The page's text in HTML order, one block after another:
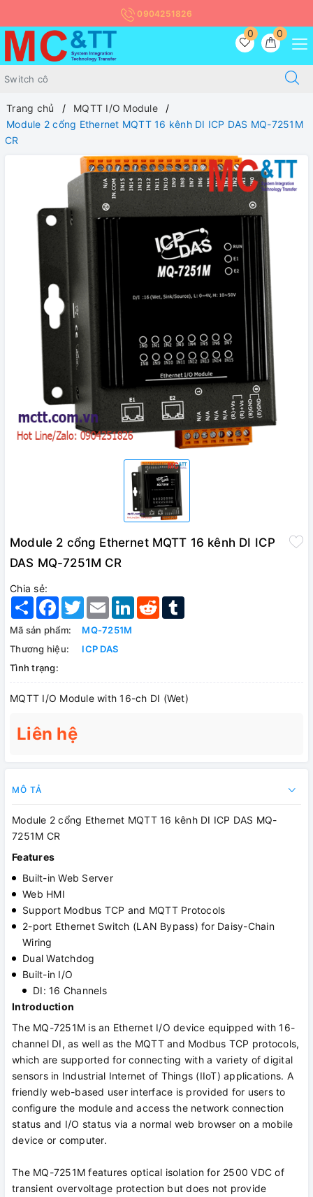
0904251826
0
0
Trang chủ
MQTT I/O Module
Module 2 cổng Ethernet MQTT 16 kênh DI ICP DAS MQ-7251M
CR
Module 2 cổng Ethernet MQTT 16 kênh DI ICP
DAS MQ-7251M CR
Chia sẻ:
Share Facebook
TwitterEmail LinkedInReddit
Mã sản phẩm:
MQ-7251M
Thương hiệu:
ICP DAS
Tình trạng:
MQTT I/O Module with 16-ch DI (Wet)
Liên hệ
MÔ TẢ
Module 2 cổng Ethernet MQTT 16 kênh DI ICP DAS MQ-
7251M CR
Features
Built-in Web Server
Web HMI
Support Modbus TCP and MQTT Protocols
2-port Ethernet Switch (LAN Bypass) for Daisy-Chain
Wiring
Dual Watchdog
Built-in I/O
DI: 16 Channels
Introduction
The MQ-7251M is an Ethernet I/O device equipped with 16-
channel DI, as well as the MQTT and Modbus TCP protocols,
which are supported for connecting with a variety of digital
sensors in Industrial Internet of Things (IIoT) applications. A
friendly web-based user interface is provided for users to
configure the module and access the network connection
status and I/O status via a normal web browser on a mobile
device or computer.
The MQ-7251M features optical isolation for 2500 VDC of
transient overvoltage protection but does not provide